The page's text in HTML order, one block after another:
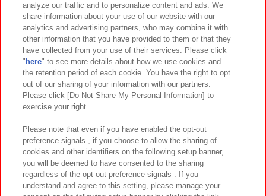
イベント・キャンペーン
関連会社 サステナビリティ サイトポリシー
プライバシーポリシー ウェブアクセシビリティ方針と検証結果
お取引先さまとともに
カスタマーハラスメント対応方針 よくあるご質問・お問い合わせ
analyze our traffic and to personalize content and ads. We
share information about your use of our website with our
analytics and advertising partners, who may combine it with
other information that you have provided to them or that they
have collected from your use of their services. Please click
" here" to see more details about how we use cookies and
the retention period of each cookie. You have the right to opt
out of our sharing of your information with our partners.
Please click [Do Not Share My Personal Information] to
exercise your right.
Please note that even if you have enabled the opt-out
preference signals , if you choose to allow the sharing of
cookies and other identifiers on the following setup banner,
you will be deemed to have consented to the sharing
regardless of the opt-out preference signals . If you
understand and agree to this setting, please manage your